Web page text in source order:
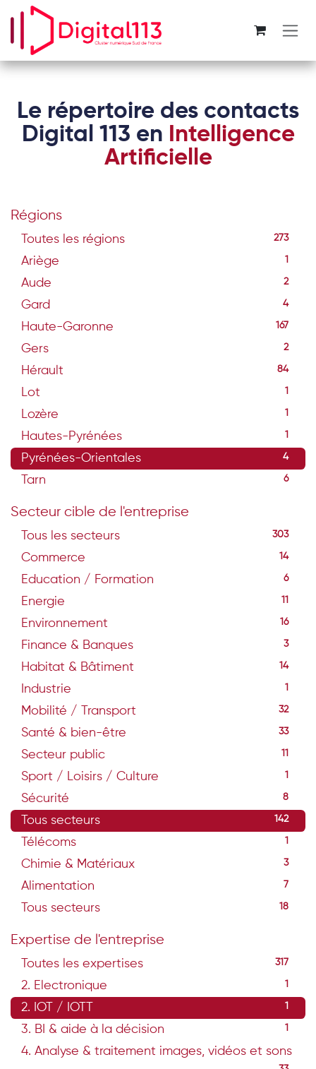
Se rendre au contenu
Le répertoire des contacts
Digital 113 en Intelligence
Artificielle
Régions
Toutes les régions 273
Ariège 1
Aude 2
Gard 4
Haute-Garonne 167
Gers 2
Hérault 84
Lot 1
Lozère 1
Hautes-Pyrénées 1
Pyrénées-Orientales 4
Tarn 6
Secteur cible de l'entreprise
Tous les secteurs 303
Commerce 14
Education / Formation 6
Energie 11
Environnement 16
Finance & Banques 3
Habitat & Bâtiment 14
Industrie 1
Mobilité / Transport 32
Santé & bien-être 33
Secteur public 11
Sport / Loisirs / Culture 1
Sécurité 8
Tous secteurs 142
Télécoms 1
Chimie & Matériaux 3
Alimentation 7
Tous secteurs 18
Expertise de l'entreprise
Toutes les expertises 317
2. Electronique 1
2. IOT / IOTT 1
3. BI & aide à la décision 1
4. Analyse & traitement images, vidéos et sons